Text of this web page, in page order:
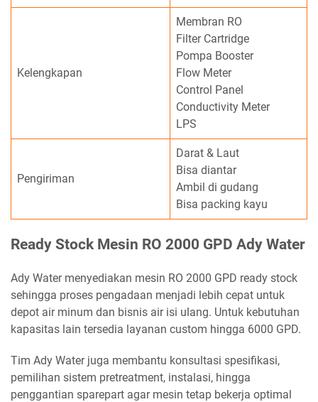
Kelengkapan
Membran RO
Filter Cartridge
Pompa Booster
Flow Meter
Control Panel
Conductivity Meter
LPS
Pengiriman
Darat & Laut
Bisa diantar
Ambil di gudang
Bisa packing kayu
Ready Stock Mesin RO 2000 GPD Ady Water
Ady Water menyediakan mesin RO 2000 GPD ready stock
sehingga proses pengadaan menjadi lebih cepat untuk
depot air minum dan bisnis air isi ulang. Untuk kebutuhan
kapasitas lain tersedia layanan custom hingga 6000 GPD.
Tim Ady Water juga membantu konsultasi spesifikasi,
pemilihan sistem pretreatment, instalasi, hingga
penggantian sparepart agar mesin tetap bekerja optimal